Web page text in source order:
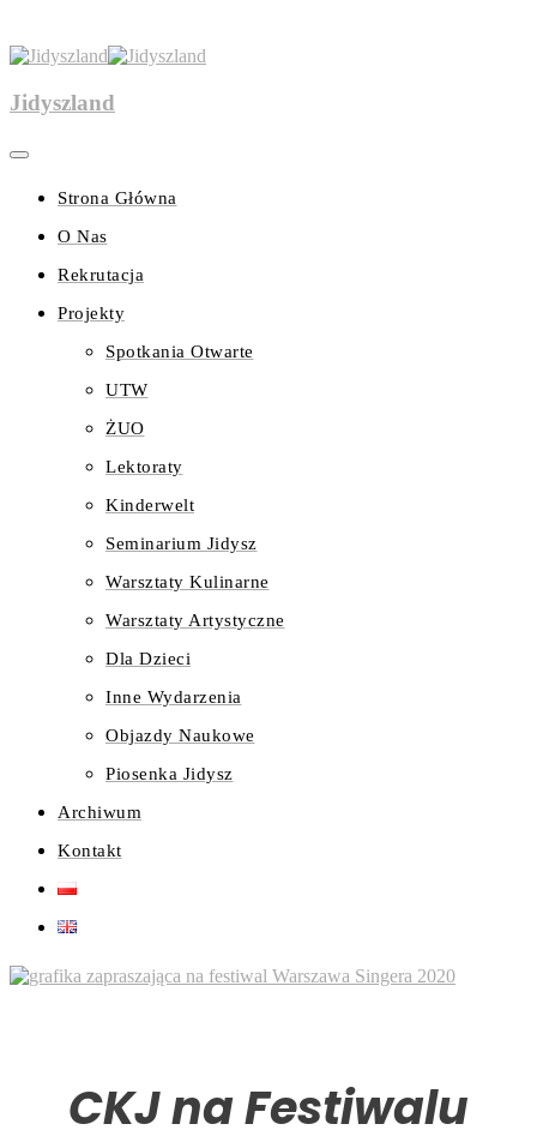
Jidyszland
Strona Główna
O Nas
Rekrutacja
Projekty
Spotkania Otwarte
UTW
ŻUO
Lektoraty
Kinderwelt
Seminarium Jidysz
Warsztaty Kulinarne
Warsztaty Artystyczne
Dla Dzieci
Inne Wydarzenia
Objazdy Naukowe
Piosenka Jidysz
Archiwum
Kontakt
CKJ na Festiwalu